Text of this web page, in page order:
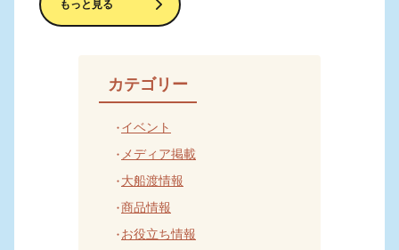
もっと見る
カテゴリー
イベント
メディア掲載
大船渡情報
商品情報
お役立ち情報